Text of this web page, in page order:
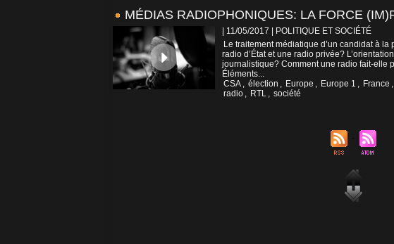
MÉDIAS RADIOPHONIQUES: LA FORCE
| 11/05/2017
POLITIQUE ET SOCIÉTÉ
Le traitement médiatique d’un candidat à
radio d’État et une radio privée?
journalistique? Comment une radio fait-elle
Éléments...
CSA , élection , Europe , Europe 1 , France ,
radio , RTL , société